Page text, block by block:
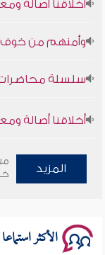
سلسلة محاضرات
المزيد
الأكثر